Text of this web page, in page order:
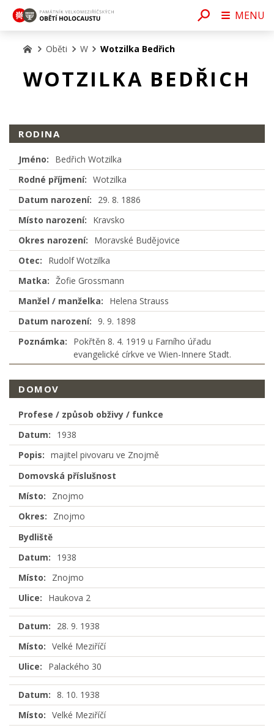
Oběti W Wotzilka Bedřich
WOTZILKA BEDŘICH
RODINA
Jméno:
Bedřich Wotzilka
Rodné příjmení: Wotzilka
Datum narození:
29. 8. 1886
Místo narození:
Kravsko
Okres narození:
Moravské Budějovice
Otec:
Rudolf Wotzilka
Matka: Žofie Grossmann
Manžel / manželka:
Helena Strauss
Datum narození: 9. 9. 1898
Poznámka:
Pokřtěn 8. 4. 1919 u Farního úřadu
evangelické církve ve Wien-Innere Stadt.
DOMOV
Profese / způsob obživy / funkce
Datum:
1938
Popis: majitel pivovaru ve Znojmě
Domovská příslušnost
Místo:
Znojmo
Okres:
Znojmo
Bydliště
Datum:
1938
Místo:
Znojmo
Ulice:
Haukova 2
Datum:
28. 9. 1938
Místo: Velké Meziříčí
Ulice:
Palackého 30
Datum: 8. 10. 1938
Místo: Velké Meziříčí
MENU